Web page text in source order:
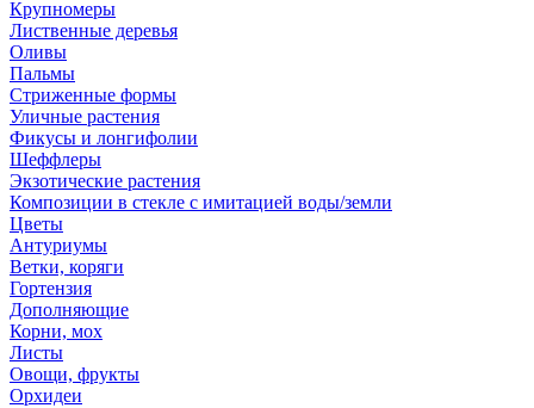
Крупномеры
Лиственные деревья
Оливы
Пальмы
Стриженные формы
Уличные растения
Фикусы и лонгифолии
Шеффлеры
Экзотические растения
Композиции в стекле с имитацией воды/земли
Цветы
Антуриумы
Ветки, коряги
Гортензия
Дополняющие
Корни, мох
Листы
Овощи, фрукты
Орхидеи